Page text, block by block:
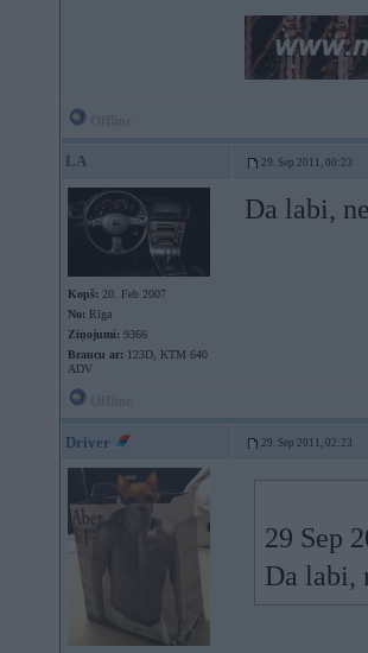
LA 29. Sep 2011, 00:23
Kopš: 20. Feb 2007
No: Rīga
Ziņojumi: 9366
Braucu ar: 123D, KTM 640
ADV
Da labi,
Driver 29. Sep 2011, 02:23
29 Sep
Da labi,